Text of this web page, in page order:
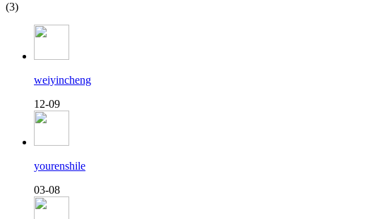
(3)
weiyincheng
12-09
yourenshile
03-08